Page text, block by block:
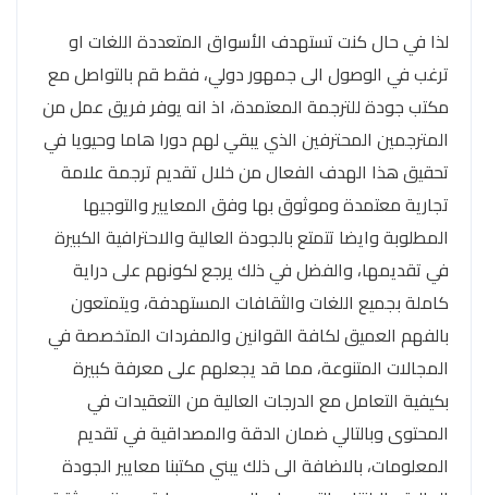
لذا في حال كنت تستهدف الأسواق المتعددة اللغات او
ترغب في الوصول الى جمهور دولي، فقط قم بالتواصل مع
مكتب جودة للترجمة المعتمدة، اذ انه يوفر فريق عمل من
المترجمين المحترفين الذي يبقي لهم دورا هاما وحيويا في
تحقيق هذا الهدف الفعال من خلال تقديم ترجمة علامة
تجارية معتمدة وموثوق بها وفق المعايير والتوجيها
المطلوبة وايضا تتمتع بالجودة العالية والاحترافية الكبيرة
في تقديمها، والفضل في ذلك يرجع لكونهم على دراية
كاملة بجميع اللغات والثقافات المستهدفة، ويتمتعون
بالفهم العميق لكافة القوانين والمفردات المتخصصة في
المجالات المتنوعة، مما قد يجعلهم على معرفة كبيرة
بكيفية التعامل مع الدرجات العالية من التعقيدات في
المحتوى وبالتالي ضمان الدقة والمصداقية في تقديم
المعلومات، بالاضافة الى ذلك يبني مكتبنا معايير الجودة